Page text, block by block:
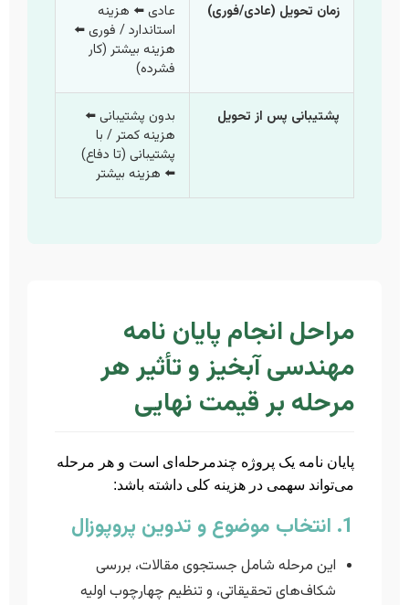
زمان تحویل (عادی/فوری)
عادی ⬅️ هزینه
استاندارد / فوری ⬅️
هزینه بیشتر (کار
فشرده)
پشتیبانی پس از تحویل
بدون پشتیبانی ⬅️
هزینه کمتر / با
پشتیبانی (تا دفاع)
⬅️ هزینه بیشتر
مراحل انجام پایان نامه
مهندسی آبخیز و تأثیر هر
مرحله بر قیمت نهایی
پایان نامه یک پروژه چندمرحله‌ای است و هر مرحله
می‌تواند سهمی در هزینه کلی داشته باشد:
1. انتخاب موضوع و تدوین پروپوزال
این مرحله شامل جستجوی مقالات، بررسی
شکاف‌های تحقیقاتی، و تنظیم چهارچوب اولیه